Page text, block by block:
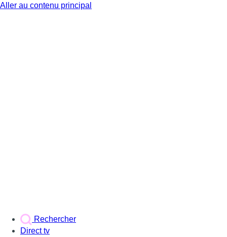
Aller au contenu principal
Rechercher
Direct tv